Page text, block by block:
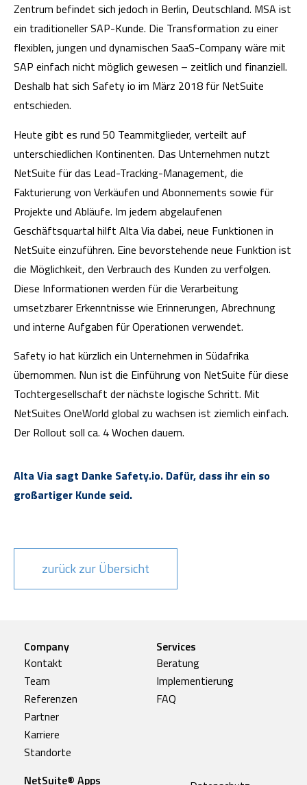
Zentrum befindet sich jedoch in Berlin, Deutschland. MSA ist
ein traditioneller SAP-Kunde. Die Transformation zu einer
flexiblen, jungen und dynamischen SaaS-Company wäre mit
SAP einfach nicht möglich gewesen – zeitlich und finanziell.
Deshalb hat sich Safety io im März 2018 für NetSuite
entschieden.
Heute gibt es rund 50 Teammitglieder, verteilt auf
unterschiedlichen Kontinenten. Das Unternehmen nutzt
NetSuite für das Lead-Tracking-Management, die
Fakturierung von Verkäufen und Abonnements sowie für
Projekte und Abläufe. Im jedem abgelaufenen
Geschäftsquartal hilft Alta Via dabei, neue Funktionen in
NetSuite einzuführen. Eine bevorstehende neue Funktion ist
die Möglichkeit, den Verbrauch des Kunden zu verfolgen.
Diese Informationen werden für die Verarbeitung
umsetzbarer Erkenntnisse wie Erinnerungen, Abrechnung
und interne Aufgaben für Operationen verwendet.
Safety io hat kürzlich ein Unternehmen in Südafrika
übernommen. Nun ist die Einführung von NetSuite für diese
Tochtergesellschaft der nächste logische Schritt. Mit
NetSuites OneWorld global zu wachsen ist ziemlich einfach.
Der Rollout soll ca. 4 Wochen dauern.
Alta Via sagt Danke Safety.io. Dafür, dass ihr ein so
großartiger Kunde seid.
zurück zur Übersicht
Company
Kontakt
Team
Referenzen
Partner
Karriere
Standorte
Services
Beratung
Implementierung
FAQ
NetSuite® Apps